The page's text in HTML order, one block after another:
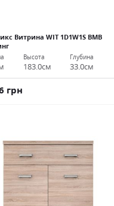
Витрина WIT 1D1W1S ВМВ
Высота
183.0см
Глубина
33.0см
грн